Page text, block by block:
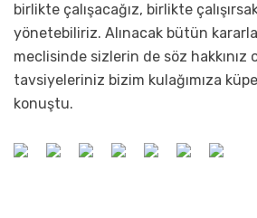
birlikte çalışacağız, birlikte
yönetebiliriz. Alınacak bütün
meclisinde sizlerin de söz hakkınız
tavsiyeleriniz bizim kulağımıza
konuştu.